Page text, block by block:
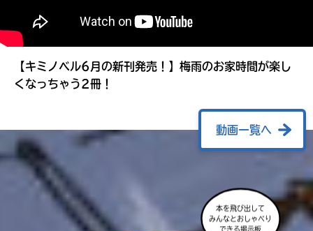
【キミノベル6月の新刊発売！】梅雨のお家時間が楽し
くなっちゃう2冊！
動画一覧へ
みんなとおしゃべり
できる掲示板